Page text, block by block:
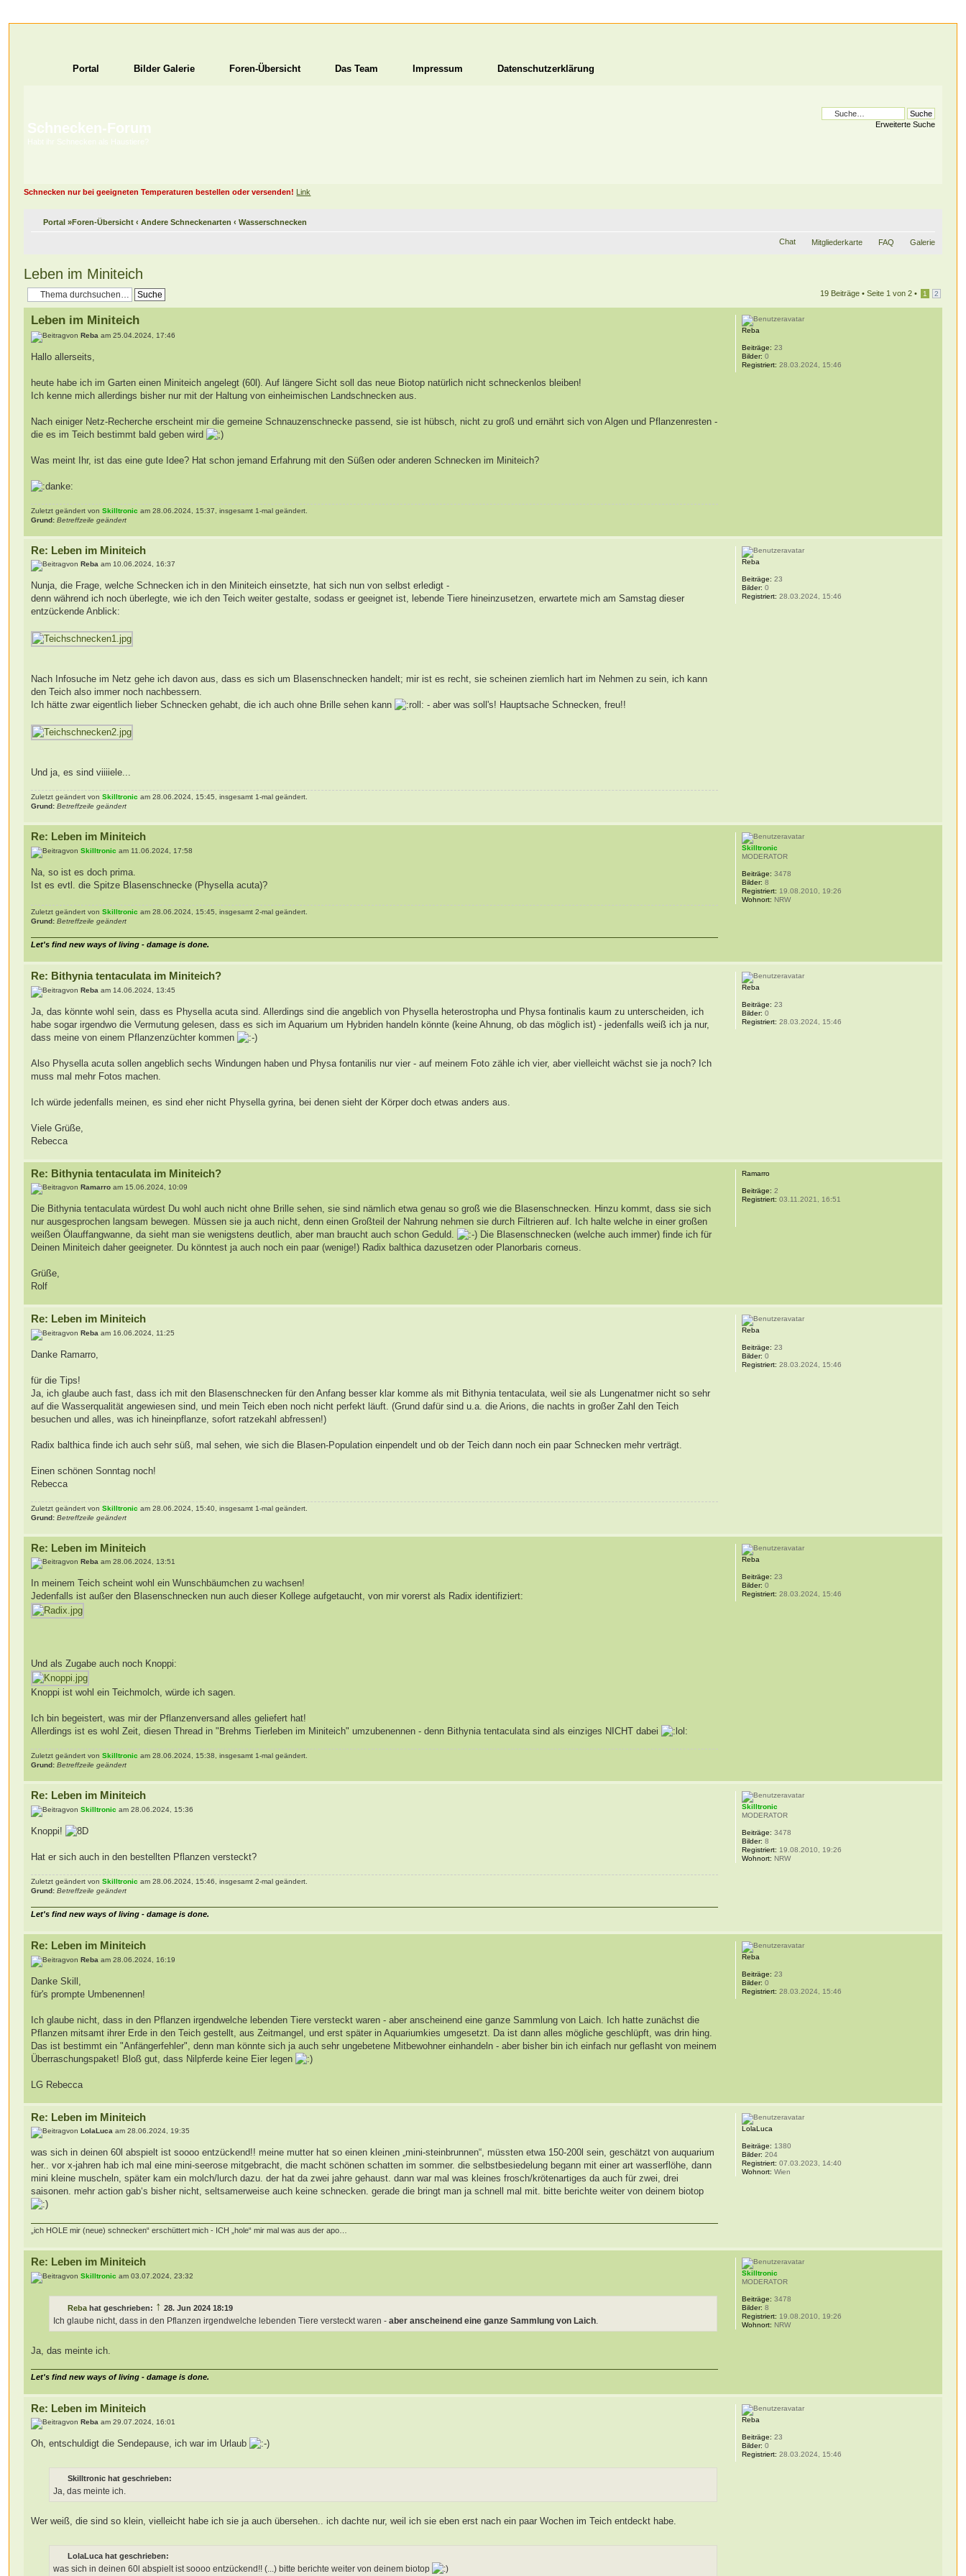
Portal Bilder Galerie Foren-Übersicht Das Team Impressum Datenschutzerklärung
Schnecken-Forum
Habt ihr Schnecken als Haustiere?
Erweiterte Suche
Schnecken nur bei geeigneten Temperaturen bestellen oder versenden! Link
Portal »Foren-Übersicht ‹ Andere Schneckenarten ‹ Wasserschnecken
Chat Mitgliederkarte FAQ Galerie
Leben im Miniteich
19 Beiträge • Seite 1 von 2• 1 2
Leben im Miniteich
vonReba am 25.04.2024, 17:46
Hallo allerseits,
heute habe ich im Garten einen Miniteich angelegt (60l). Auf längere Sicht soll das neue Biotop natürlich nicht schneckenlos bleiben!
Ich kenne mich allerdings bisher nur mit der Haltung von einheimischen Landschnecken aus.
Nach einiger Netz-Recherche erscheint mir die gemeine Schnauzenschnecke passend, sie ist hübsch, nicht zu groß und ernährt sich von Algen und Pflanzenresten -
die es im Teich bestimmt bald geben wird
Was meint Ihr, ist das eine gute Idee? Hat schon jemand Erfahrung mit den Süßen oder anderen Schnecken im Miniteich?
Zuletzt geändert vonSkilltronic am 28.06.2024, 15:37, insgesamt 1-mal geändert.
Grund: Betreffzeile geändert
Reba
Beiträge: 23
Bilder: 0
Registriert: 28.03.2024, 15:46
Re: Leben im Miniteich
vonReba am 10.06.2024, 16:37
Nunja, die Frage, welche Schnecken ich in den Miniteich einsetzte, hat sich nun von selbst erledigt -
denn während ich noch überlegte, wie ich den Teich weiter gestalte, sodass er geeignet ist, lebende Tiere hineinzusetzen, erwartete mich am Samstag dieser
entzückende Anblick:
Nach Infosuche im Netz gehe ich davon aus, dass es sich um Blasenschnecken handelt; mir ist es recht, sie scheinen ziemlich hart im Nehmen zu sein, ich kann
den Teich also immer noch nachbessern.
Ich hätte zwar eigentlich lieber Schnecken gehabt, die ich auch ohne Brille sehen kann
- aber was soll's! Hauptsache Schnecken, freu!!
Und ja, es sind viiiiele...
Zuletzt geändert vonSkilltronic am 28.06.2024, 15:45, insgesamt 1-mal geändert.
Grund: Betreffzeile geändert
Reba
Beiträge: 23
Bilder: 0
Registriert: 28.03.2024, 15:46
Re: Leben im Miniteich
vonSkilltronic am 11.06.2024, 17:58
Na, so ist es doch prima.
Ist es evtl. die Spitze Blasenschnecke (Physella acuta)?
Zuletzt geändert vonSkilltronic am 28.06.2024, 15:45, insgesamt 2-mal geändert.
Grund: Betreffzeile geändert
Let's find new ways of living - damage is done.
Skilltronic
MODERATOR
Beiträge: 3478
Bilder: 8
Registriert: 19.08.2010, 19:26
Wohnort: NRW
Re: Bithynia tentaculata im Miniteich?
vonReba am 14.06.2024, 13:45
Ja, das könnte wohl sein, dass es Physella acuta sind. Allerdings sind die angeblich von Physella heterostropha und Physa fontinalis kaum zu unterscheiden, ich
habe sogar irgendwo die Vermutung gelesen, dass es sich im Aquarium um Hybriden handeln könnte (keine Ahnung, ob das möglich ist) - jedenfalls weiß ich ja nur,
dass meine von einem Pflanzenzüchter kommen
Also Physella acuta sollen angeblich sechs Windungen haben und Physa fontanilis nur vier - auf meinem Foto zähle ich vier, aber vielleicht wächst sie ja noch? Ich
muss mal mehr Fotos machen.
Ich würde jedenfalls meinen, es sind eher nicht Physella gyrina, bei denen sieht der Körper doch etwas anders aus.
Viele Grüße,
Rebecca
Reba
Beiträge: 23
Bilder: 0
Registriert: 28.03.2024, 15:46
Re: Bithynia tentaculata im Miniteich?
vonRamarro am 15.06.2024, 10:09
Die Bithynia tentaculata würdest Du wohl auch nicht ohne Brille sehen, sie sind nämlich etwa genau so groß wie die Blasenschnecken. Hinzu kommt, dass sie sich
nur ausgesprochen langsam bewegen. Müssen sie ja auch nicht, denn einen Großteil der Nahrung nehmen sie durch Filtrieren auf. Ich halte welche in einer großen
weißen Ölauffangwanne, da sieht man sie wenigstens deutlich, aber man braucht auch schon Geduld.
Die Blasenschnecken (welche auch immer) finde ich für
Deinen Miniteich daher geeigneter. Du könntest ja auch noch ein paar (wenige!) Radix balthica dazusetzen oder Planorbaris corneus.
Grüße,
Rolf
Ramarro
Beiträge: 2
Registriert: 03.11.2021, 16:51
Re: Leben im Miniteich
vonReba am 16.06.2024, 11:25
Danke Ramarro,
für die Tips!
Ja, ich glaube auch fast, dass ich mit den Blasenschnecken für den Anfang besser klar komme als mit Bithynia tentaculata, weil sie als Lungenatmer nicht so sehr
auf die Wasserqualität angewiesen sind, und mein Teich eben noch nicht perfekt läuft. (Grund dafür sind u.a. die Arions, die nachts in großer Zahl den Teich
besuchen und alles, was ich hineinpflanze, sofort ratzekahl abfressen!)
Radix balthica finde ich auch sehr süß, mal sehen, wie sich die Blasen-Population einpendelt und ob der Teich dann noch ein paar Schnecken mehr verträgt.
Einen schönen Sonntag noch!
Rebecca
Zuletzt geändert vonSkilltronic am 28.06.2024, 15:40, insgesamt 1-mal geändert.
Grund: Betreffzeile geändert
Reba
Beiträge: 23
Bilder: 0
Registriert: 28.03.2024, 15:46
Re: Leben im Miniteich
vonReba am 28.06.2024, 13:51
In meinem Teich scheint wohl ein Wunschbäumchen zu wachsen!
Jedenfalls ist außer den Blasenschnecken nun auch dieser Kollege aufgetaucht, von mir vorerst als Radix identifiziert:
Und als Zugabe auch noch Knoppi:
Knoppi ist wohl ein Teichmolch, würde ich sagen.
Ich bin begeistert, was mir der Pflanzenversand alles geliefert hat!
Allerdings ist es wohl Zeit, diesen Thread in "Brehms Tierleben im Miniteich" umzubenennen - denn Bithynia tentaculata sind als einziges NICHT dabei
Zuletzt geändert vonSkilltronic am 28.06.2024, 15:38, insgesamt 1-mal geändert.
Grund: Betreffzeile geändert
Reba
Beiträge: 23
Bilder: 0
Registriert: 28.03.2024, 15:46
Re: Leben im Miniteich
vonSkilltronic am 28.06.2024, 15:36
Knoppi!
Hat er sich auch in den bestellten Pflanzen versteckt?
Zuletzt geändert vonSkilltronic am 28.06.2024, 15:46, insgesamt 2-mal geändert.
Grund: Betreffzeile geändert
Let's find new ways of living - damage is done.
Skilltronic
MODERATOR
Beiträge: 3478
Bilder: 8
Registriert: 19.08.2010, 19:26
Wohnort: NRW
Re: Leben im Miniteich
vonReba am 28.06.2024, 16:19
Danke Skill,
für's prompte Umbenennen!
Ich glaube nicht, dass in den Pflanzen irgendwelche lebenden Tiere versteckt waren - aber anscheinend eine ganze Sammlung von Laich. Ich hatte zunächst die
Pflanzen mitsamt ihrer Erde in den Teich gestellt, aus Zeitmangel, und erst später in Aquariumkies umgesetzt. Da ist dann alles mögliche geschlüpft, was drin hing.
Das ist bestimmt ein "Anfängerfehler", denn man könnte sich ja auch sehr ungebetene Mitbewohner einhandeln - aber bisher bin ich einfach nur geflasht von meinem
Überraschungspaket! Bloß gut, dass Nilpferde keine Eier legen
LG Rebecca
Reba
Beiträge: 23
Bilder: 0
Registriert: 28.03.2024, 15:46
Re: Leben im Miniteich
von LolaLuca am 28.06.2024, 19:35
was sich in deinen 60l abspielt ist soooo entzückend!! meine mutter hat so einen kleinen „mini-steinbrunnen“, müssten etwa 150-200l sein, geschätzt von auquarium
her.. vor x-jahren hab ich mal eine mini-seerose mitgebracht, die macht schönen schatten im sommer. die selbstbesiedelung begann mit einer art wasserflöhe, dann
mini kleine muscheln, später kam ein molch/lurch dazu. der hat da zwei jahre gehaust. dann war mal was kleines frosch/krötenartiges da auch für zwei, drei
saisonen. mehr action gab‘s bisher nicht, seltsamerweise auch keine schnecken. gerade die bringt man ja schnell mal mit. bitte berichte weiter von deinem biotop
„ich HOLE mir (neue) schnecken“ erschüttert mich - ICH „hole“ mir mal was aus der apo…
LolaLuca
Beiträge: 1380
Bilder: 204
Registriert: 07.03.2023, 14:40
Wohnort: Wien
Re: Leben im Miniteich
vonSkilltronic am 03.07.2024, 23:32
Reba hat geschrieben: ↑ 28. Jun 2024 18:19
Ich glaube nicht, dass in den Pflanzen irgendwelche lebenden Tiere versteckt waren -aber anscheinend eine ganze Sammlung von Laich.
Ja, das meinte ich.
Let's find new ways of living - damage is done.
Skilltronic
MODERATOR
Beiträge: 3478
Bilder: 8
Registriert: 19.08.2010, 19:26
Wohnort: NRW
Re: Leben im Miniteich
vonReba am 29.07.2024, 16:01
Oh, entschuldigt die Sendepause, ich war im Urlaub
Skilltronic hat geschrieben:
Ja, das meinte ich.
Wer weiß, die sind so klein, vielleicht habe ich sie ja auch übersehen.. ich dachte nur, weil ich sie eben erst nach ein paar Wochen im Teich entdeckt habe.
LolaLuca hat geschrieben:
was sich in deinen 60l abspielt ist soooo entzückend!! (...) bitte berichte weiter von deinem biotop
Reba
Beiträge: 23
Bilder: 0
Registriert: 28.03.2024, 15:46